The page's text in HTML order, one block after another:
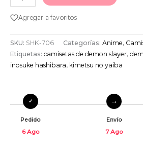
Agregar a favoritos
SKU: SHK-706 Categorías: Anime,
Etiquetas: camisetas de demon slayer,
inosuke hashibara, kimetsu no yaiba
Pedido
6 Ago
Envío
7 Ago